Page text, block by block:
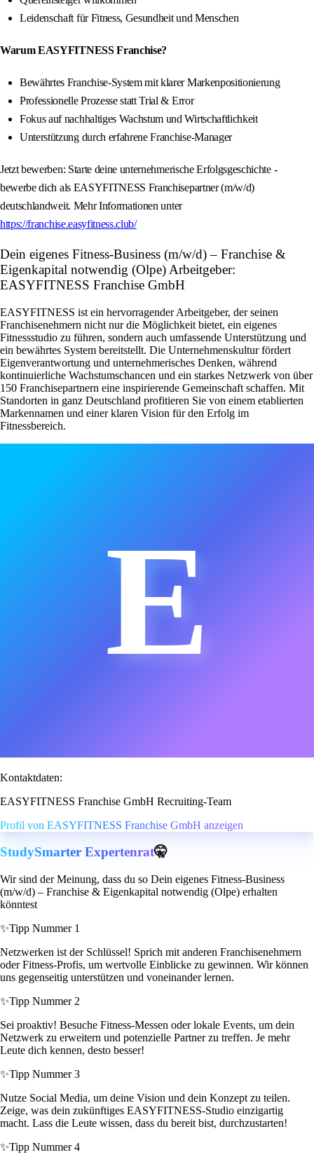
Leidenschaft für Fitness, Gesundheit und Menschen
Warum EASYFITNESS Franchise?
Bewährtes Franchise-System mit klarer Markenpositionierung
Professionelle Prozesse statt Trial & Error
Fokus auf nachhaltiges Wachstum und Wirtschaftlichkeit
Unterstützung durch erfahrene Franchise-Manager
Jetzt bewerben: Starte deine unternehmerische Erfolgsgeschichte -
bewerbe dich als EASYFITNESS Franchisepartner (m/w/d)
deutschlandweit. Mehr Informationen unter
https://franchise.easyfitness.club/
Dein eigenes Fitness-Business (m/w/d) – Franchise &
Eigenkapital notwendig (Olpe) Arbeitgeber:
EASYFITNESS Franchise GmbH
EASYFITNESS ist ein hervorragender Arbeitgeber, der seinen
Franchisenehmern nicht nur die Möglichkeit bietet, ein eigenes
Fitnessstudio zu führen, sondern auch umfassende Unterstützung und
ein bewährtes System bereitstellt. Die Unternehmenskultur fördert
Eigenverantwortung und unternehmerisches Denken, während
kontinuierliche Wachstumschancen und ein starkes Netzwerk von über
150 Franchisepartnern eine inspirierende Gemeinschaft schaffen. Mit
Standorten in ganz Deutschland profitieren Sie von einem etablierten
Markennamen und einer klaren Vision für den Erfolg im
Fitnessbereich.
E
Kontaktdaten:
EASYFITNESS Franchise GmbH Recruiting-Team
Profil von EASYFITNESS Franchise GmbH anzeigen
StudySmarter Expertenrat🤫
Wir sind der Meinung, dass du so Dein eigenes Fitness-Business
(m/w/d) – Franchise & Eigenkapital notwendig (Olpe) erhalten
könntest
✨Tipp Nummer 1
Netzwerken ist der Schlüssel! Sprich mit anderen Franchisenehmern
oder Fitness-Profis, um wertvolle Einblicke zu gewinnen. Wir können
uns gegenseitig unterstützen und voneinander lernen.
✨Tipp Nummer 2
Sei proaktiv! Besuche Fitness-Messen oder lokale Events, um dein
Netzwerk zu erweitern und potenzielle Partner zu treffen. Je mehr
Leute dich kennen, desto besser!
✨Tipp Nummer 3
Nutze Social Media, um deine Vision und dein Konzept zu teilen.
Zeige, was dein zukünftiges EASYFITNESS-Studio einzigartig
macht. Lass die Leute wissen, dass du bereit bist, durchzustarten!
✨Tipp Nummer 4